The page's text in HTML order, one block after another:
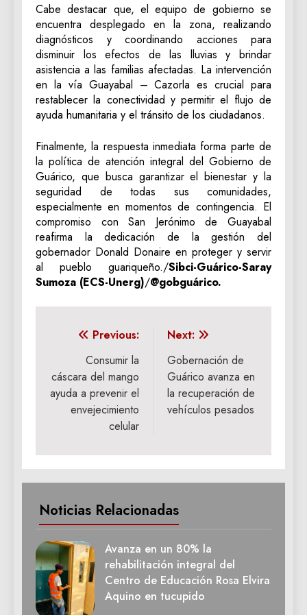
‎Cabe destacar que, el equipo de gobierno se
encuentra desplegado en la zona, realizando
diagnósticos y coordinando acciones para
disminuir los efectos de las lluvias y brindar
asistencia a las familias afectadas. La intervención
en la vía Guayabal – Cazorla es crucial para
restablecer la conectividad y permitir el flujo de
ayuda humanitaria y el tránsito de los ciudadanos.
‎Finalmente, la respuesta inmediata forma parte de
la política de atención integral del Gobierno de
Guárico, que busca garantizar el bienestar y la
seguridad de todas sus comunidades,
especialmente en momentos de contingencia. El
compromiso con San Jerónimo de Guayabal
reafirma la dedicación de la gestión del
gobernador Donald Donaire en proteger y servir
al pueblo guariqueño./‎Sibci-Guárico-Saray
Sumoza (ECS-Unerg)/@gobguárico.
Navegación
entradas
Previous:
Consumir la
cáscara del mango
ayuda a prevenir el
envejecimiento
celular
Next:
Gobernación de
Guárico avanza en
la recuperación de
vehículos pesados
Noticias Relacionadas
Avanza en un 80% la
rehabilitación integral del
Centro de Educación Rosa Elvira
Aquino en tucupido